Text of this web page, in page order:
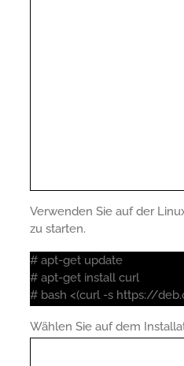
Verwenden Sie auf der
zu starten.
# apt-get update
# apt-get install curl
# bash <(curl -s https://
Wählen Sie auf dem